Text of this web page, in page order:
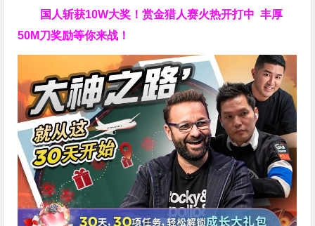
国人斩获10W大奖！赏金猎人赛火热开打中 丰厚
50M刀奖励等你来战！